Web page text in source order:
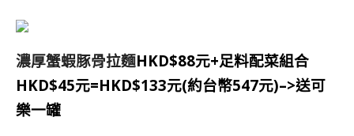
濃厚蟹蝦豚骨拉麵HKD$88元+足料配菜組合
HKD$45元=HKD$133元(約台幣547元)–>送可
樂一罐